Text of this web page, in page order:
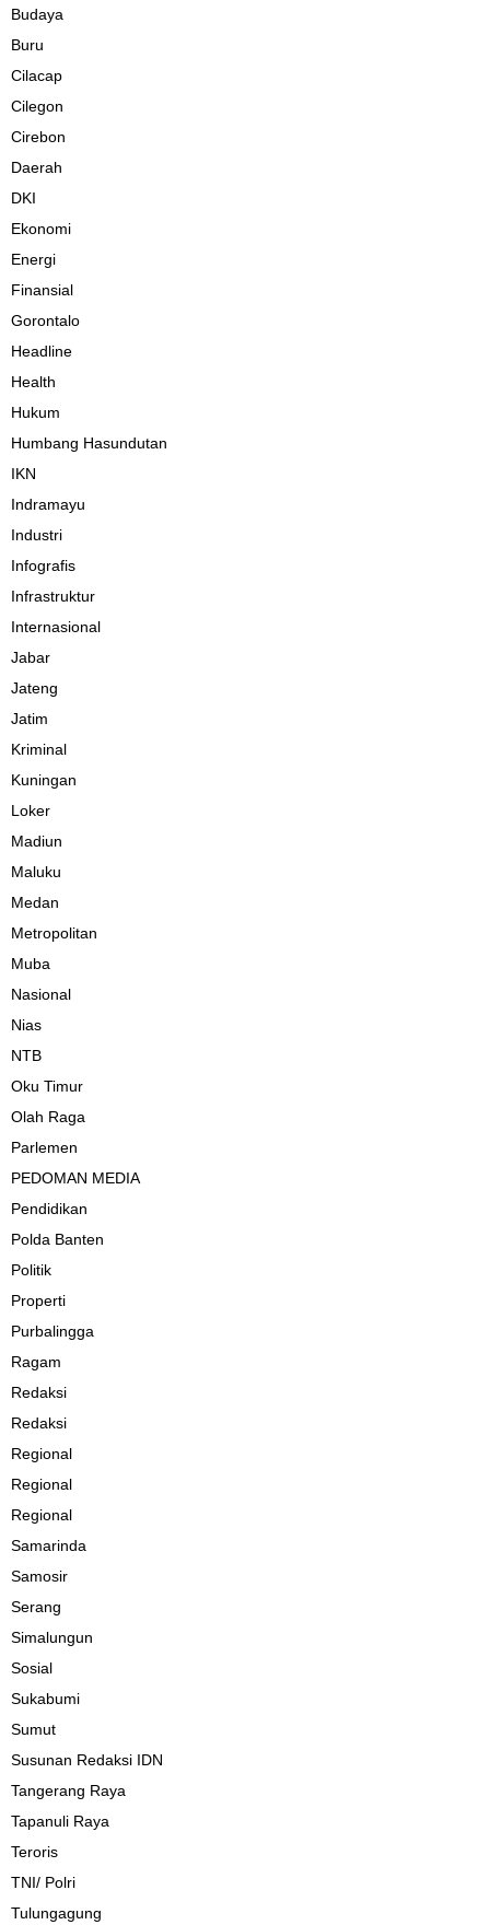
Budaya
Buru
Cilacap
Cilegon
Cirebon
Daerah
DKI
Ekonomi
Energi
Finansial
Gorontalo
Headline
Health
Hukum
Humbang Hasundutan
IKN
Indramayu
Industri
Infografis
Infrastruktur
Internasional
Jabar
Jateng
Jatim
Kriminal
Kuningan
Loker
Madiun
Maluku
Medan
Metropolitan
Muba
Nasional
Nias
NTB
Oku Timur
Olah Raga
Parlemen
PEDOMAN MEDIA
Pendidikan
Polda Banten
Politik
Properti
Purbalingga
Ragam
Redaksi
Redaksi
Regional
Regional
Regional
Samarinda
Samosir
Serang
Simalungun
Sosial
Sukabumi
Sumut
Susunan Redaksi IDN
Tangerang Raya
Tapanuli Raya
Teroris
TNI/ Polri
Tulungagung